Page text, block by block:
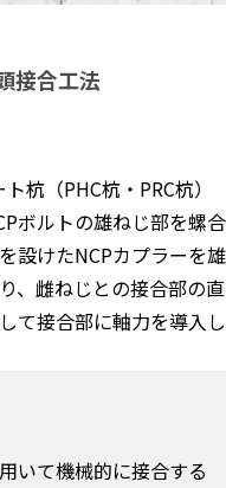
接合工法
杭（PHC杭・PRC杭）
ボルトの雄ねじ部を螺合
設けたNCPカプラーを雄
、雌ねじとの接合部の直
て接合部に軸力を導入し
いて機械的に接合する